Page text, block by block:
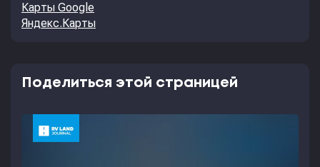
Карты Google
Яндекс.Карты
Поделиться этой страницей